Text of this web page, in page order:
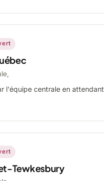
l'équipe centrale en attendant
Tewkesbury